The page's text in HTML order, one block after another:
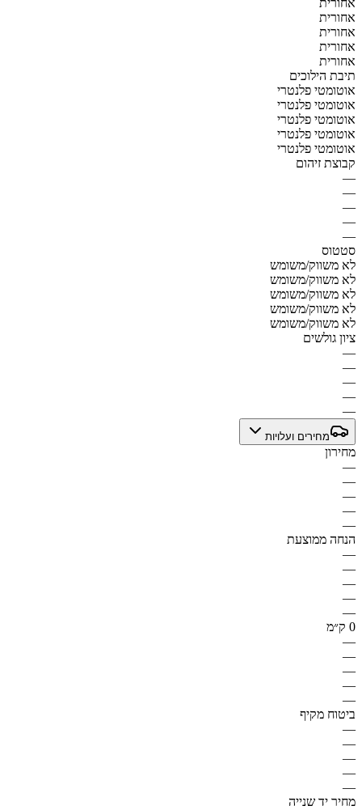
אחורית
אחורית
אחורית
אחורית
תיבת הילוכים
אוטומטי פלנטרי
אוטומטי פלנטרי
אוטומטי פלנטרי
אוטומטי פלנטרי
אוטומטי פלנטרי
קבוצת זיהום
—
—
—
—
—
סטטוס
לא משווק/משומש
לא משווק/משומש
לא משווק/משומש
לא משווק/משומש
לא משווק/משומש
ציון גולשים
—
—
—
—
—
מחירים ועלויות
מחירון
—
—
—
—
—
הנחה ממוצעת
—
—
—
—
—
0 ק״מ
—
—
—
—
—
ביטוח מקיף
—
—
—
—
—
מחיר יד שנייה